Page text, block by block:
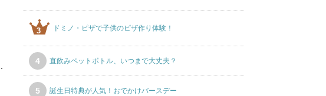
3 ドミノ・ピザで子供のピザ作り体験！
4 直飲みペットボトル、いつまで大丈夫？
5 誕生日特典が人気！おでかけバースデー